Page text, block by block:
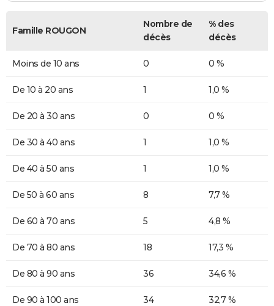
Famille ROUGON
Nombre de
décès
% des
décès
Moins de 10 ans 0 0 %
De 10 à 20 ans 1 1,0 %
De 20 à 30 ans 0 0 %
De 30 à 40 ans 1 1,0 %
De 40 à 50 ans 1 1,0 %
De 50 à 60 ans 8 7,7 %
De 60 à 70 ans 5 4,8 %
De 70 à 80 ans 18 17,3 %
De 80 à 90 ans 36 34,6 %
De 90 à 100 ans 34 32,7 %